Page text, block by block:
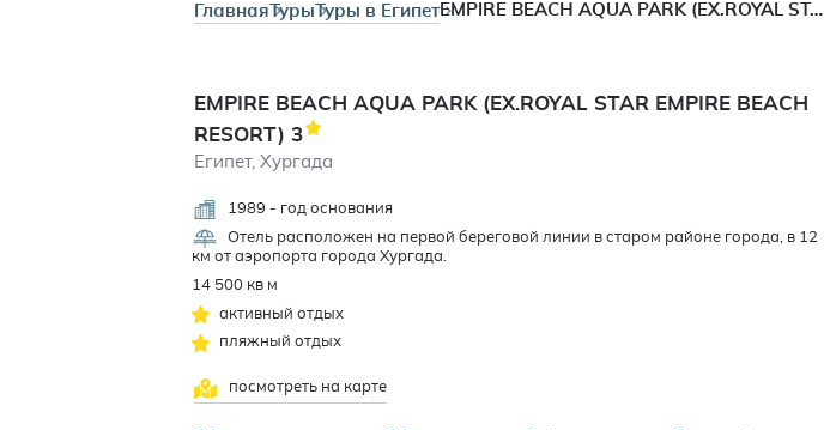
ГлавнаяТурыТуры в Египет EMPIRE BEACH AQUA PARK (EX.ROYAL STAR EMPIRE BEACH RESORT)
EMPIRE BEACH AQUA PARK (EX.ROYAL STAR EMPIRE BEACH
RESORT)3
Египет, Хургада
1989 - год основания
Отель расположен на первой береговой линии в старом районе города, в 12
км от аэропорта города Хургада.
14 500 кв м
активный отдых
пляжный отдых
посмотреть на карте